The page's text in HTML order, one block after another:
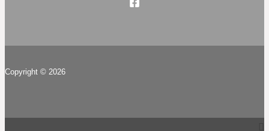
Copyright © 2026